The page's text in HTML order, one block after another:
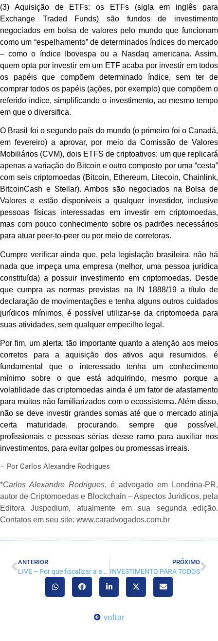
(3) Aquisição de ETFs: os ETFs (sigla em inglês para
Exchange Traded Funds) são fundos de investimento
negociados em bolsa de valores pelo mundo que funcionam
como um “espelhamento” de determinados índices do mercado
– como o índice Ibovespa ou a Nasdaq americana. Assim,
quem opta por investir em um ETF acaba por investir em todos
os papéis que compõem determinado índice, sem ter de
comprar todos os papéis (ações, por exemplo) que compõem o
referido índice, simplificando o investimento, ao mesmo tempo
em que o diversifica.
O Brasil foi o segundo país do mundo (o primeiro foi o Canadá,
em fevereiro) a aprovar, por meio da Comissão de Valores
Mobiliários (CVM), dois ETFS de criptoativos: um que replicará
apenas a variação do Bitcoin e outro composto por uma “cesta”
com seis criptomoedas (Bitcoin, Ethereum, Litecoin, Chainlink,
BitcoinCash e Stellar). Ambos são negociados na Bolsa de
Valores e estão disponíveis a qualquer investidor, inclusive
pessoas físicas interessadas em investir em criptomoedas,
mas com pouco conhecimento sobre os padrões necessários
para atuar peer-to-peer ou por meio de corretoras.
Cumpre verificar ainda que, pela legislação brasileira, não há
nada que impeça uma empresa (melhor, uma pessoa jurídica
constituída) a possuir investimento em criptomoedas. Desde
que cumpra as normas previstas na IN 1888/19 a título de
declaração de movimentações e tenha alguns outros cuidados
jurídicos mínimos, é possível utilizar-se da criptomoeda para
suas atividades, sem qualquer empecilho legal.
Por fim, um alerta: tão importante quanto a atenção aos meios
corretos para a aquisição dos ativos aqui resumidos, é
fundamental que o interessado tenha um conhecimento
mínimo sobre o que está adquirindo, mesmo porque a
volatilidade das criptomoedas ainda é um fator de afastamento
para muitos não familiarizados com o ecossistema. Além disso,
não se deve investir grandes somas até que o mercado atinja
certa maturidade, procurando, sempre que possível,
profissionais e pessoas sérias desse ramo para auxiliar nos
investimentos, para evitar golpes ou promessas irreais.
– Por Carlos Alexandre Rodrigues
*Carlos Alexandre Rodrigues, é advogado em Londrina-PR,
autor de Criptomoedas e Blockchain – Aspectos Jurídicos, pela
Editora Juspodium, atualmente em sua segunda edição.
Contatos em seu site: www.caradvogados.com.br
ANTERIOR
LIVE – Por que fiscalizar a atuação do administrador?
PRÓXIMO
INVESTIMENTO PARA TODOS
voltar